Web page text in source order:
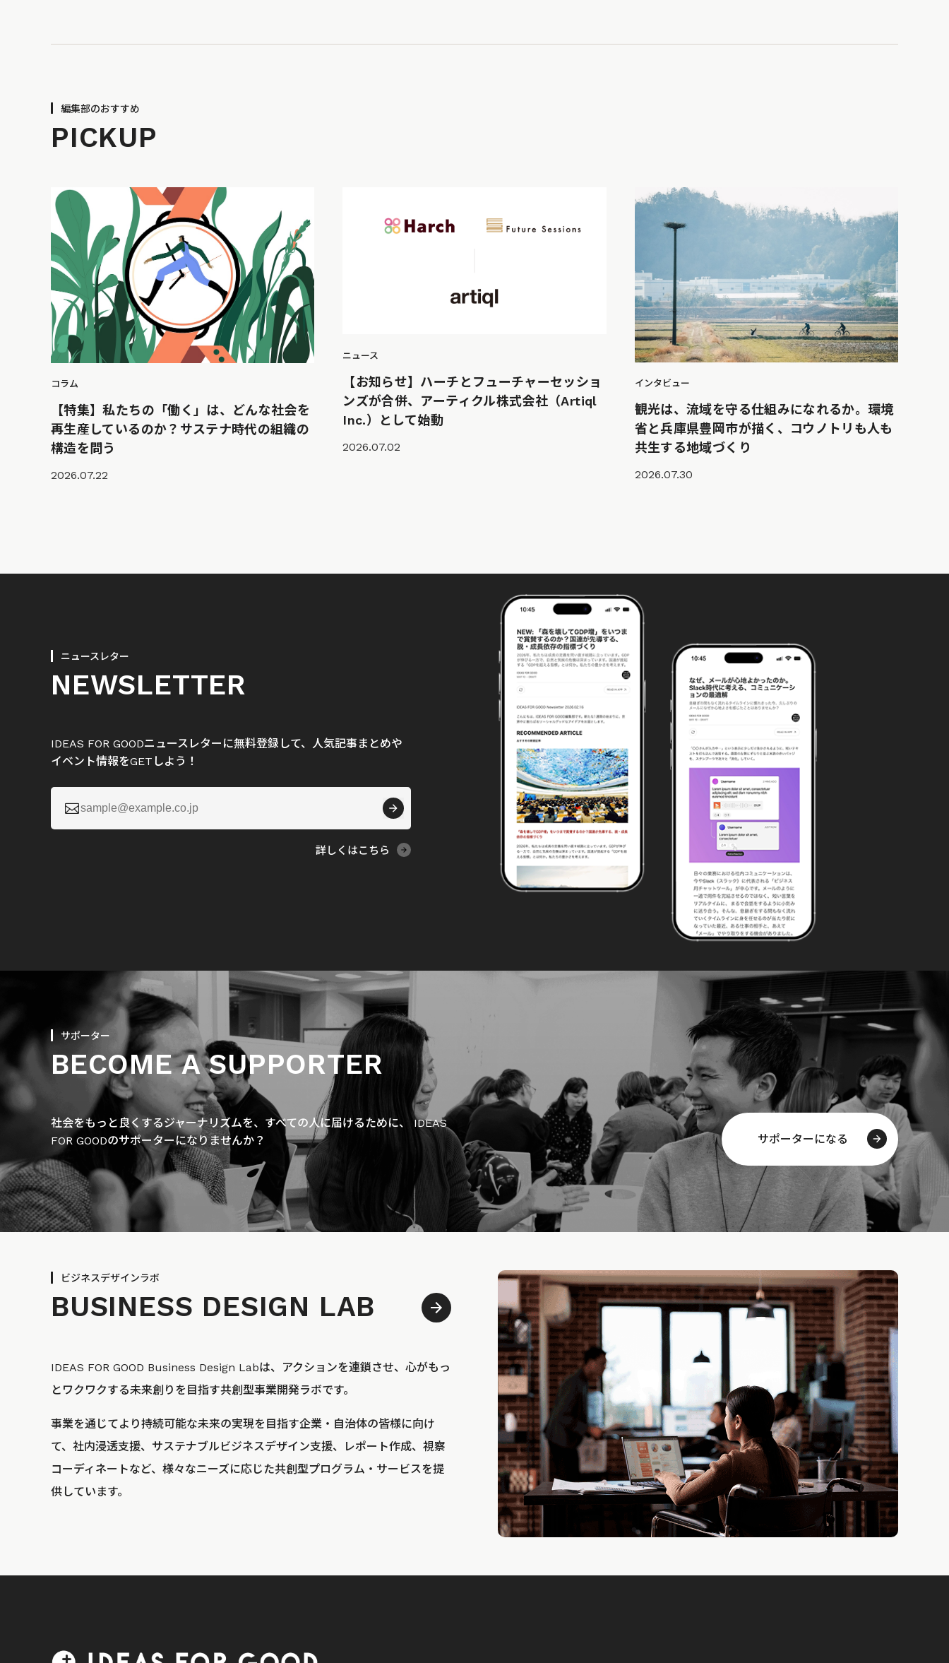
編集部のおすすめ
PICKUP
コラム
【特集】私たちの「働く」は、どんな社会を
再生産しているのか？サステナ時代の組織の
構造を問う
2026.07.22
ニュース
【お知らせ】ハーチとフューチャーセッショ
ンズが合併、アーティクル株式会社（Artiql
Inc.）として始動
2026.07.02
インタビュー
観光は、流域を守る仕組みになれるか。環境
省と兵庫県豊岡市が描く、コウノトリも人も
共生する地域づくり
2026.07.30
ニュースレター
NEWSLETTER
IDEAS FOR GOODニュースレターに無料登録して、人気記事まとめや
イベント情報をGETしよう！

詳しくはこちら
サポーター
BECOME A SUPPORTER
社会をもっと良くするジャーナリズムを、すべての人に届けるために、 IDEAS
FOR GOODのサポーターになりませんか？
サポーターになる
ビジネスデザインラボ
BUSINESS DESIGN LAB
IDEAS FOR GOOD Business Design Labは、アクションを連鎖させ、心がもっ
とワクワクする未来創りを目指す共創型事業開発ラボです。
事業を通じてより持続可能な未来の実現を目指す企業・自治体の皆様に向け
て、社内浸透支援、サステナブルビジネスデザイン支援、レポート作成、視察
コーディネートなど、様々なニーズに応じた共創型プログラム・サービスを提
供しています。